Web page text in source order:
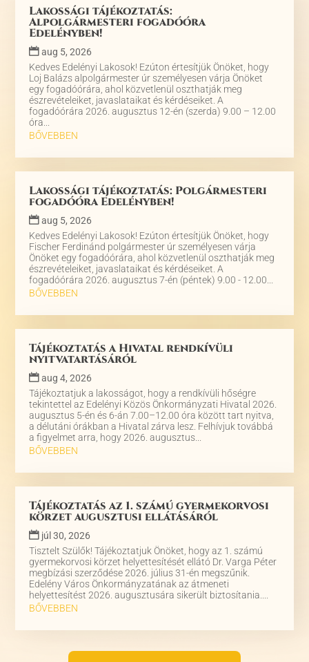
Lakossági tájékoztatás:
Alpolgármesteri fogadóóra
Edelényben!
aug 5, 2026
Kedves Edelényi Lakosok! Ezúton értesítjük Önöket, hogy
Loj Balázs alpolgármester úr személyesen várja Önöket
egy fogadóórára, ahol közvetlenül oszthatják meg
észrevételeiket, javaslataikat és kérdéseiket. A
fogadóórára 2026. augusztus 12-én (szerda) 9.00 – 12.00
óra...
BŐVEBBEN
Lakossági tájékoztatás: Polgármesteri
fogadóóra Edelényben!
aug 5, 2026
Kedves Edelényi Lakosok! Ezúton értesítjük Önöket, hogy
Fischer Ferdinánd polgármester úr személyesen várja
Önöket egy fogadóórára, ahol közvetlenül oszthatják meg
észrevételeiket, javaslataikat és kérdéseiket. A
fogadóórára 2026. augusztus 7-én (péntek) 9.00 - 12.00...
BŐVEBBEN
Tájékoztatás a Hivatal rendkívüli
nyitvatartásáról
aug 4, 2026
Tájékoztatjuk a lakosságot, hogy a rendkívüli hőségre
tekintettel az Edelényi Közös Önkormányzati Hivatal 2026.
augusztus 5-én és 6-án 7.00–12.00 óra között tart nyitva,
a délutáni órákban a Hivatal zárva lesz. Felhívjuk továbbá
a figyelmet arra, hogy 2026. augusztus...
BŐVEBBEN
Tájékoztatás az 1. számú gyermekorvosi
körzet augusztusi ellátásáról
júl 30, 2026
Tisztelt Szülők! Tájékoztatjuk Önöket, hogy az 1. számú
gyermekorvosi körzet helyettesítését ellátó Dr. Varga Péter
megbízási szerződése 2026. július 31-én megszűnik.
Edelény Város Önkormányzatának az átmeneti
helyettesítést 2026. augusztusára sikerült biztosítania....
BŐVEBBEN